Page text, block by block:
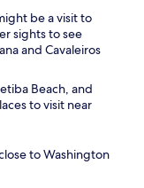
be a visit to
sights to see
and Cavaleiros
Beach, and
to visit near
to Washington